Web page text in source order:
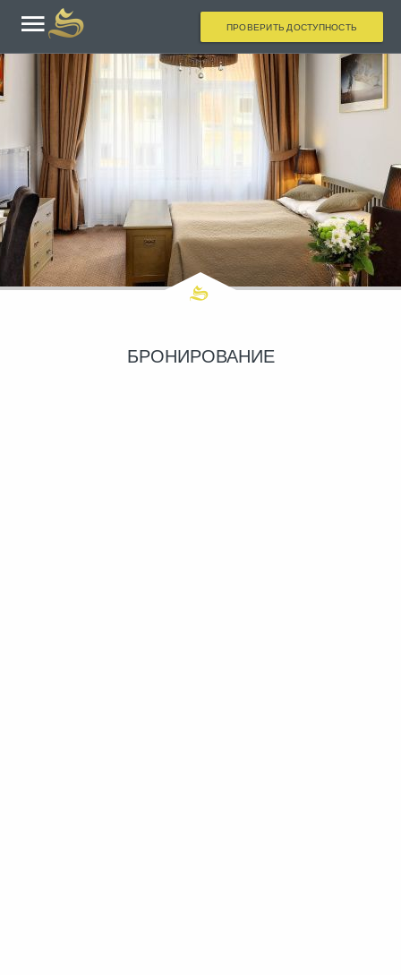
ПРОВЕРИТЬ ДОСТУПНОСТЬ
БРОНИРОВАНИЕ